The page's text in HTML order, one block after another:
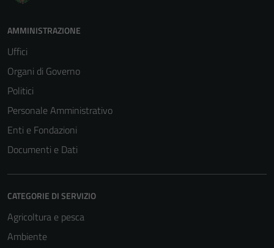
AMMINISTRAZIONE
Uffici
Organi di Governo
Politici
Personale Amministrativo
Enti e Fondazioni
Documenti e Dati
CATEGORIE DI SERVIZIO
Agricoltura e pesca
Ambiente